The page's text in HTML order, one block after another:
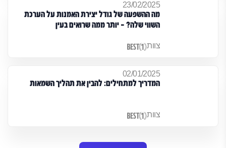
23/02/2025
מה ההשפעה של גודל יצירת האמנות על הערכת
השווי שלה? – יותר ממה שרואים בעין
צוות
02/01/2025
המדריך למתחילים: להבין את תהליך השמאות
צוות